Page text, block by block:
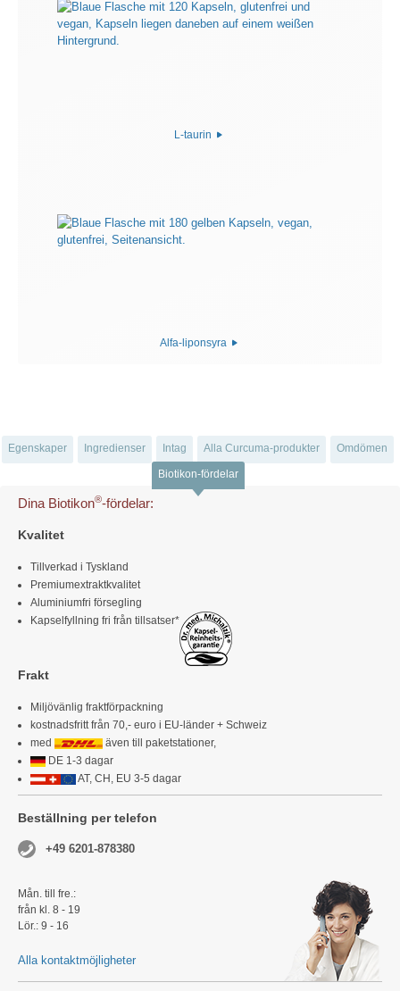
L-taurin
Alfa-liponsyra
Egenskaper Ingredienser Intag Alla Curcuma-produkter Omdömen
Biotikon-fördelar
Dina Biotikon®-fördelar:
Kvalitet
Tillverkad i Tyskland
Premiumextraktkvalitet
Aluminiumfri försegling
Kapselfyllning fri från tillsatser*
Frakt
Miljövänlig fraktförpackning
kostnadsfritt från 70,- euro i EU-länder + Schweiz
med
även till paketstationer,
DE 1-3 dagar
AT, CH, EU 3-5 dagar
Beställning per telefon
+49 6201-878380
Mån. till fre.:
från kl. 8 - 19
Lör.: 9 - 16
Alla kontaktmöjligheter